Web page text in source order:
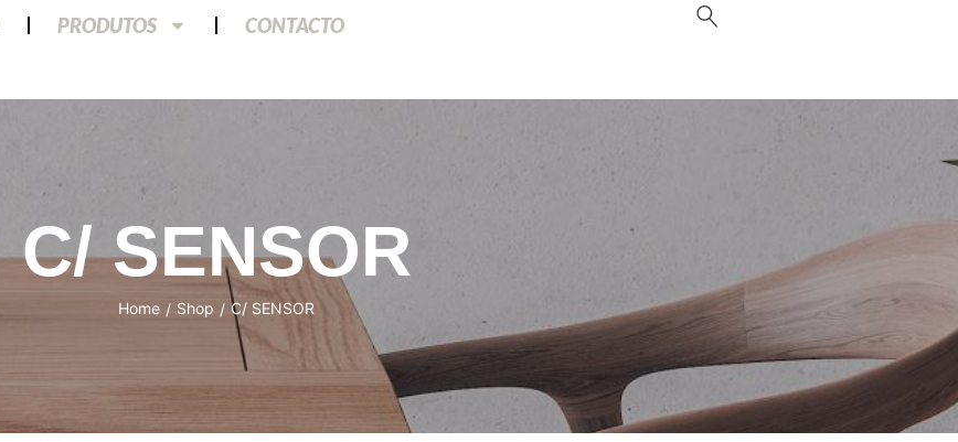
PRODUTOS CONTACTO
C/ SENSOR
Home / Shop / C/ SENSOR